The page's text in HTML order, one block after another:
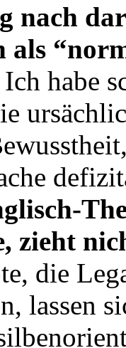
nach
als
Ich habe
zieht
die
lassen